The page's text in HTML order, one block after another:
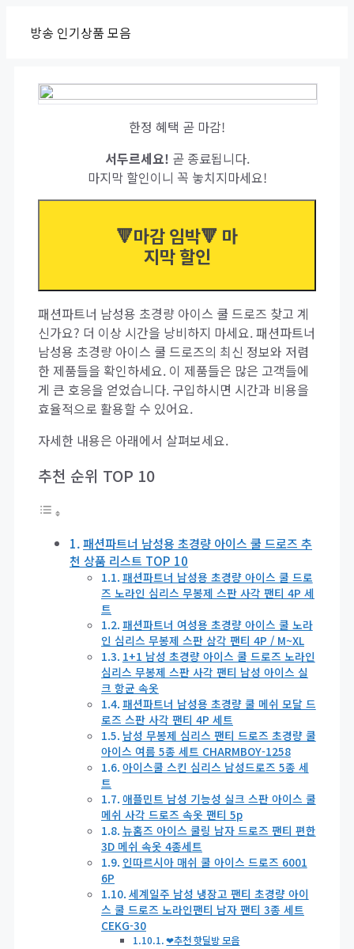
방송 인기상품 모음
한정 혜택 곧 마감!
서두르세요! 곧 종료됩니다.
마지막 할인이니 꼭 놓치지마세요!
🔻마감 임박🔻 마
지막 할인
패션파트너 남성용 초경량 아이스 쿨 드로즈 찾고 계
신가요? 더 이상 시간을 낭비하지 마세요. 패션파트너
남성용 초경량 아이스 쿨 드로즈의 최신 정보와 저렴
한 제품들을 확인하세요. 이 제품들은 많은 고객들에
게 큰 호응을 얻었습니다. 구입하시면 시간과 비용을
효율적으로 활용할 수 있어요.
자세한 내용은 아래에서 살펴보세요.
추천 순위 TOP 10
패션파트너 남성용 초경량 아이스 쿨 드로즈 추
천 상품 리스트 TOP 10
패션파트너 남성용 초경량 아이스 쿨 드로
즈 노라인 심리스 무봉제 스판 사각 팬티 4P 세
트
패션파트너 여성용 초경량 아이스 쿨 노라
인 심리스 무봉제 스판 삼각 팬티 4P / M~XL
1+1 남성 초경량 아이스 쿨 드로즈 노라인
심리스 무봉제 스판 사각 팬티 남성 아이스 실
크 항균 속옷
패션파트너 남성용 초경량 쿨 메쉬 모달 드
로즈 스판 사각 팬티 4P 세트
남성 무봉제 심리스 팬티 드로즈 초경량 쿨
아이스 여름 5종 세트 CHARMBOY-1258
아이스쿨 스킨 심리스 남성드로즈 5종 세
트
애플민트 남성 기능성 실크 스판 아이스 쿨
메쉬 사각 드로즈 속옷 팬티 5p
뉴홈즈 아이스 쿨링 남자 드로즈 팬티 편한
3D 메쉬 속옷 4종세트
인따르시아 매쉬 쿨 아이스 드로즈 6001
6P
세계일주 남성 냉장고 팬티 초경량 아이
스 쿨 드로즈 노라인팬티 남자 팬티 3종 세트
CEKG-30
❤추천 핫딜방 모음